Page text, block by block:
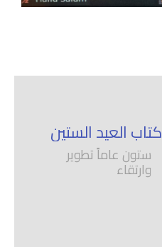
كتاب العيد الستين
ستون عاماً تطوير
وارتقاء